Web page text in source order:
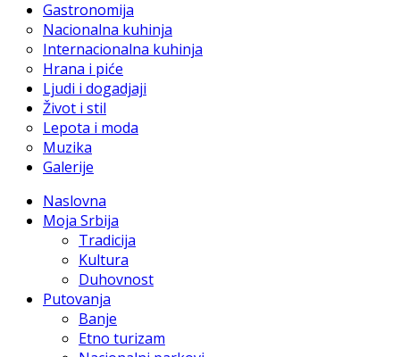
Gastronomija
Nacionalna kuhinja
Internacionalna kuhinja
Hrana i piće
Ljudi i dogadjaji
Život i stil
Lepota i moda
Muzika
Galerije
Naslovna
Moja Srbija
Tradicija
Kultura
Duhovnost
Putovanja
Banje
Etno turizam